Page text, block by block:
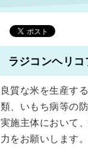
ラジコンヘリ
良質な米を生産す
類、いもち病等の
実施主体において
力をお願いします。